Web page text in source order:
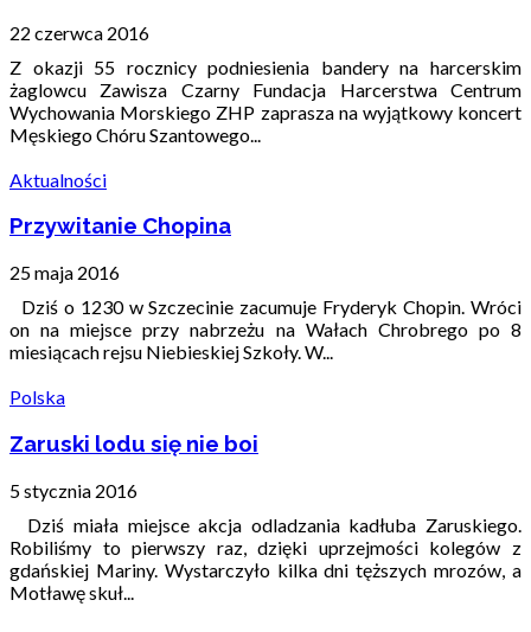
22 czerwca 2016
Z okazji 55 rocznicy podniesienia bandery na harcerskim
żaglowcu Zawisza Czarny Fundacja Harcerstwa Centrum
Wychowania Morskiego ZHP zaprasza na wyjątkowy koncert
Męskiego Chóru Szantowego...
Aktualności
Przywitanie Chopina
25 maja 2016
Dziś o 1230 w Szczecinie zacumuje Fryderyk Chopin. Wróci
on na miejsce przy nabrzeżu na Wałach Chrobrego po 8
miesiącach rejsu Niebieskiej Szkoły. W...
Polska
Zaruski lodu się nie boi
5 stycznia 2016
Dziś miała miejsce akcja odladzania kadłuba Zaruskiego.
Robiliśmy to pierwszy raz, dzięki uprzejmości kolegów z
gdańskiej Mariny. Wystarczyło kilka dni tęższych mrozów, a
Motławę skuł...